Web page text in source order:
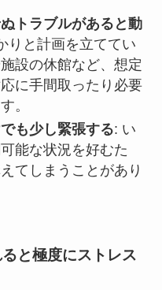
トラブルがあると動
りと計画を立ててい
設の休館など、想定
に手間取ったり必要
。
も少し緊張する: い
能な状況を好むた
てしまうことがあり
と極度にストレス